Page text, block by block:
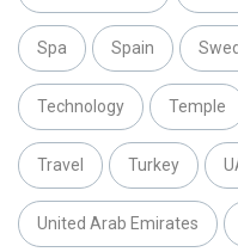
Spa Spain
Technology Temple
Travel Turkey
United Arab Emirates